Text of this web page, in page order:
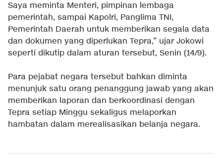
Saya meminta Menteri, pimpinan lembaga
pemerintah, sampai Kapolri, Panglima TNI,
Pemerintah Daerah untuk memberikan segala data
dan dokumen yang diperlukan Tepra,” ujar Jokowi
seperti dikutip dalam aturan tersebut, Senin (14/9).
Para pejabat negara tersebut bahkan diminta
menunjuk satu orang penanggung jawab yang akan
memberikan laporan dan berkoordinasi dengan
Tepra setiap Minggu sekaligus melaporkan
hambatan dalam merealisasikan belanja negara.